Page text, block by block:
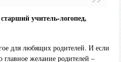
учитель-логопед,
для любящих родителей. И если
желание родителей –